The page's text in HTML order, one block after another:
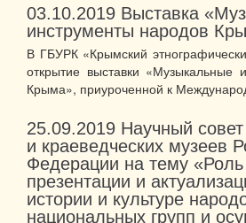
03.10.2019 Выставка
инструменты народов
В ГБУРК «Крымский
открытие выставки «Музыкальные
Крыма», приуроченной к
25.09.2019 Научный
и краеведческих музеев
Федерации на тему
презентации и
истории и культуре
национальных групп и